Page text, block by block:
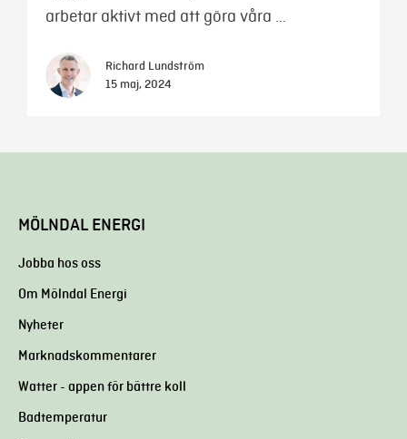
arbetar aktivt med att göra våra …
Richard Lundström
15 maj, 2024
MÖLNDAL ENERGI
Jobba hos oss
Om Mölndal Energi
Nyheter
Marknadskommentarer
Watter - appen för bättre koll
Badtemperatur